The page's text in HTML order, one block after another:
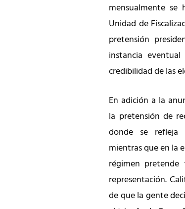
mensualmente se
Unidad de
pretensión
instancia
credibilidad de las
En adición a la
la pretensión de
donde se refleja
mientras que en la
régimen
representación.
de que la gente